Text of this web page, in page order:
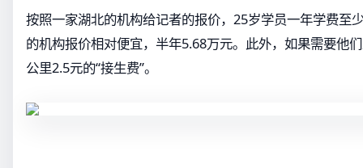
按照一家湖北的机构给记者的报价，25岁学员一年学费至
的机构报价相对便宜，半年5.68万元。此外，如果需要他
公里2.5元的“接生费”。